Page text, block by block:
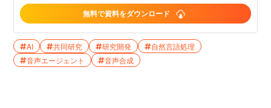
無料で資料をダウンロード
AI 共同研究 研究開発
自然言語処理
音声エージェント
音声合成